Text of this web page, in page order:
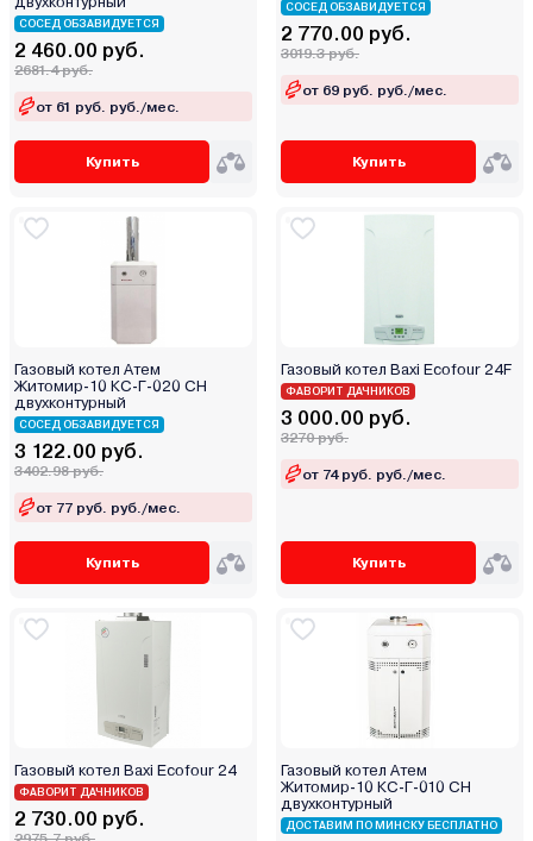
METEOR Thermo
Midea
Mizudo
MORA-TOP
Neva
RGA
Rugas
Sakovich
Sas
Skat
Stout
TECLine
Termet
Termica
Thermex
TIS
СОСЕД ОБЗАВИДУЕТСЯ
2 460.00 руб.
2681.4 руб.
от 61 руб. руб./мес.
Купить
СОСЕД ОБЗАВИДУЕТСЯ
2 770.00 руб.
3019.3 руб.
от 69 руб. руб./мес.
Купить
Газовый котел Атем
Житомир-10 КС-Г-020 СН
двухконтурный
СОСЕД ОБЗАВИДУЕТСЯ
3 122.00 руб.
3402.98 руб.
от 77 руб. руб./мес.
Купить
Газовый котел Baxi Ecofour 24F
ФАВОРИТ ДАЧНИКОВ
3 000.00 руб.
3270 руб.
от 74 руб. руб./мес.
Купить
Газовый котел Baxi Ecofour 24
ФАВОРИТ ДАЧНИКОВ
2 730.00 руб.
Газовый котел Атем
Житомир-10 КС-Г-010 СН
двухконтурный
ДОСТАВИМ ПО МИНСКУ БЕСПЛАТНО